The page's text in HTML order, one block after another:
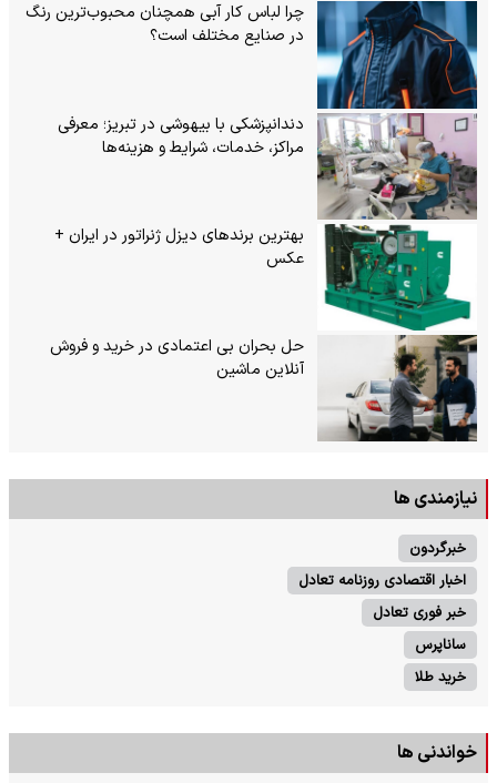
چرا لباس کار آبی همچنان محبوب‌ترین رنگ
در صنایع مختلف است؟
دندانپزشکی با بیهوشی در تبریز؛ معرفی
مراکز، خدمات، شرایط و هزینه‌ها
بهترین برندهای دیزل ژنراتور در ایران +
عکس
حل بحران بی‌ اعتمادی در خرید و فروش
آنلاین ماشین
نیازمندی ها
خبرگردون
اخبار اقتصادی روزنامه تعادل
خبر فوری تعادل
ساناپرس
خرید طلا
خواندنی ها